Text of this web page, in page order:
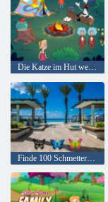
Die Katze im Hut weiß viel über das! Lagerzeit
Finde 100 Schmetterlinge